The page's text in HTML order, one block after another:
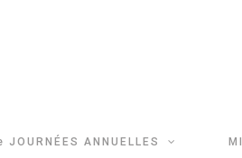
JOURNÉES ANNUELLES